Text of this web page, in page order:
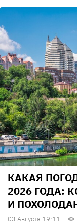
КАКАЯ
2026 ГОДА:
И
03 Августа 19:11